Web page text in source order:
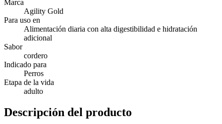
Marca
Agility Gold
Para uso en
Alimentación diaria con alta digestibilidad e hidratación
adicional
Sabor
cordero
Indicado para
Perros
Etapa de la vida
adulto
Descripción del producto